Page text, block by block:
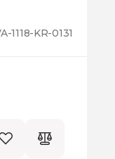
1118-KR-0131